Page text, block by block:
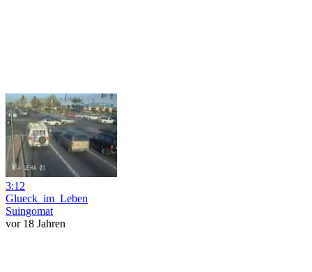
3:12
Glueck_im_Leben
Suingomat
vor 18 Jahren